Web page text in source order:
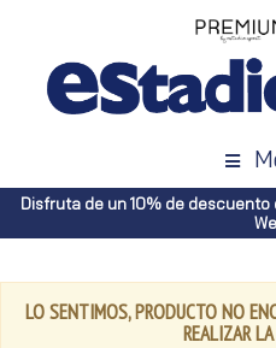
Disfruta de un 10% de
LO SENTIMOS, PRODUCTO NO
REALIZAR